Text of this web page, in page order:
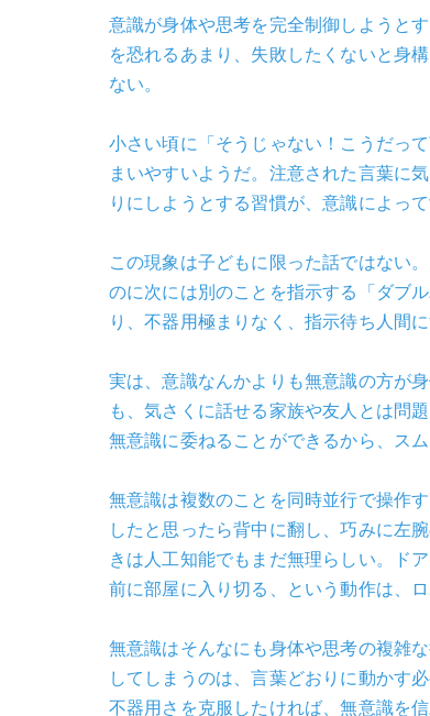
意識が身体や思考を完全制御しようと
を恐れるあまり、失敗したくないと身
ない。
小さい頃に「そうじゃない！こうだっ
まいやすいようだ。注意された言葉に
りにしようとする習慣が、意識によっ
この現象は子どもに限った話ではない
のに次には別のことを指示する「ダブ
り、不器用極まりなく、指示待ち人間
実は、意識なんかよりも無意識の方が
も、気さくに話せる家族や友人とは問
無意識に委ねることができるから、ス
無意識は複数のことを同時並行で操作
したと思ったら背中に翻し、巧みに左
きは人工知能でもまだ無理らしい。ド
前に部屋に入り切る、という動作は、
無意識はそんなにも身体や思考の複雑
してしまうのは、言葉どおりに動かす
不器用さを克服したければ、無意識を